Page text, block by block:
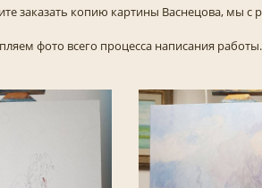
заказать копию картины Васнецова, мы с
фото всего процесса написания работы.